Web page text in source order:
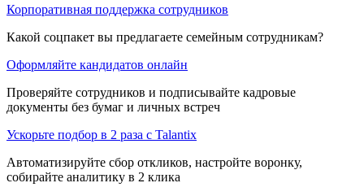
Корпоративная поддержка сотрудников
Какой соцпакет вы предлагаете семейным сотрудникам?
Оформляйте кандидатов онлайн
Проверяйте сотрудников и подписывайте кадровые
документы без бумаг и личных встреч
Ускорьте подбор в 2 раза с Talantix
Автоматизируйте сбор откликов, настройте воронку,
собирайте аналитику в 2 клика